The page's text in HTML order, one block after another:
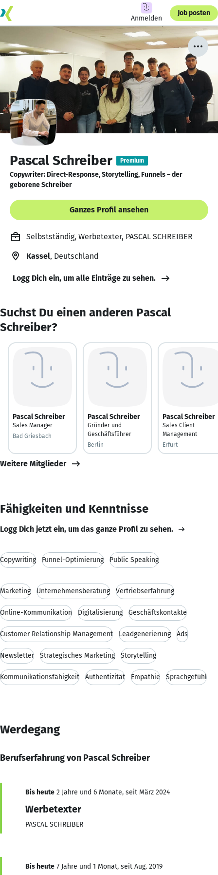
Anmelden
Job posten
Pascal Schreiber Premium
Copywriter: Direct-Response, Storytelling, Funnels – der
geborene Schreiber
Ganzes Profil ansehen
Selbstständig, Werbetexter, PASCAL SCHREIBER
Kassel, Deutschland
Logg Dich ein, um alle Einträge zu sehen.
Suchst Du einen anderen Pascal
Schreiber?
Pascal Schreiber
Sales Manager
Bad Griesbach
Pascal Schreiber
Gründer und
Geschäftsführer
Berlin
Pascal Schreiber
Sales Client
Management
Erfurt
Weitere Mitglieder
Fähigkeiten und Kenntnisse
Logg Dich jetzt ein, um das ganze Profil zu sehen.
Copywriting Funnel-Optimierung Public Speaking
Marketing Unternehmensberatung Vertriebserfahrung
Online-Kommunikation Digitalisierung Geschäftskontakte
Customer Relationship Management Leadgenerierung Ads
Newsletter Strategisches Marketing Storytelling
Kommunikationsfähigkeit Authentizität Empathie Sprachgefühl
Werdegang
Berufserfahrung von Pascal Schreiber
Bis heute 2 Jahre und 6 Monate, seit März 2024
Werbetexter
PASCAL SCHREIBER
Bis heute 7 Jahre und 1 Monat, seit Aug. 2019